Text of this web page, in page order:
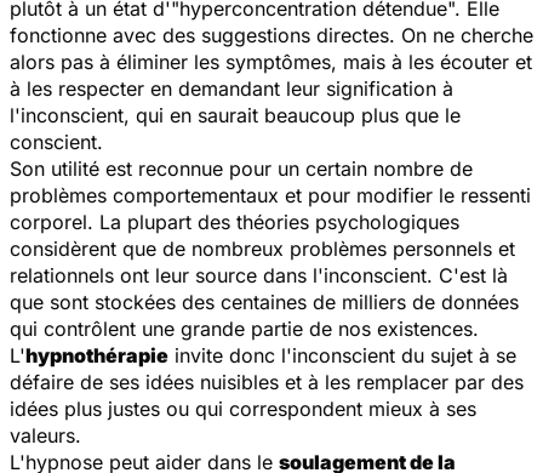
plutôt à un état d'"hyperconcentration détendue". Elle
fonctionne avec des suggestions directes. On ne cherche
alors pas à éliminer les symptômes, mais à les écouter et
à les respecter en demandant leur signification à
l'inconscient, qui en saurait beaucoup plus que le
conscient.
Son utilité est reconnue pour un certain nombre de
problèmes comportementaux et pour modifier le ressenti
corporel. La plupart des théories psychologiques
considèrent que de nombreux problèmes personnels et
relationnels ont leur source dans l'inconscient. C'est là
que sont stockées des centaines de milliers de données
qui contrôlent une grande partie de nos existences.
L'hypnothérapie invite donc l'inconscient du sujet à se
défaire de ses idées nuisibles et à les remplacer par des
idées plus justes ou qui correspondent mieux à ses
valeurs.
L'hypnose peut aider dans le soulagement de la